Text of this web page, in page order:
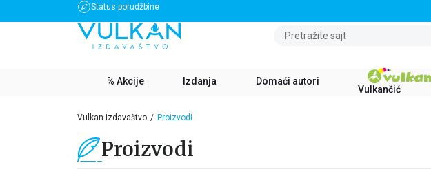
Status porudžbine
BESPLATNA DOSTAVA ZA IZNOS PREKO 3500 RSD
Pretražite sajt
% Akcije Izdanja Domaći autori
Vulkančić
Vulkan izdavaštvo Proizvodi
Proizvodi